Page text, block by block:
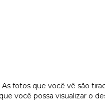
fotos que você vê são
você possa visualizar o